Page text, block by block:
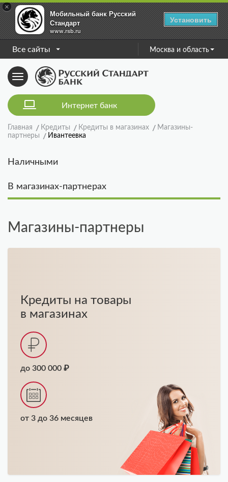
×
Мобильный банк Русский
Стандарт
www.rsb.ru
Установить
Все сайты Москва и область
Toggle
navigation
Интернет банк
Главная Кредиты Кредиты в магазинах
Магазины-
партнеры
Ивантеевка
Наличными
В магазинах-партнерах
Магазины-партнеры
Кредиты на товары
в магазинах
до 300 000 ₽
от 3 до 36 месяцев